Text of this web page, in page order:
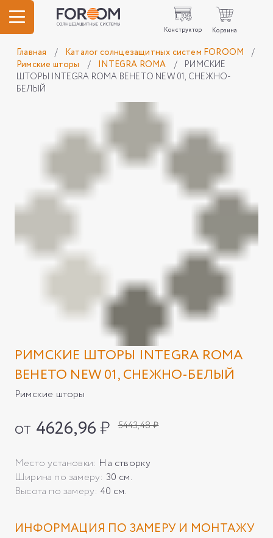
Конструктор Корзина
Главная / Каталог солнцезащитных систем FOROOM
/
Римские шторы
/ INTEGRA ROMA /
РИМСКИЕ
ШТОРЫ INTEGRA ROMA ВЕНЕТО NEW 01, СНЕЖНО-
БЕЛЫЙ
РИМСКИЕ ШТОРЫ INTEGRA ROMA
ВЕНЕТО NEW 01, СНЕЖНО-БЕЛЫЙ
Римские шторы
от 4626,96₽ 5443,48 ₽
Место установки: На створку
Ширина по замеру: 30 см.
Высота по замеру: 40 см.
ИНФОРМАЦИЯ ПО ЗАМЕРУ И МОНТАЖУ